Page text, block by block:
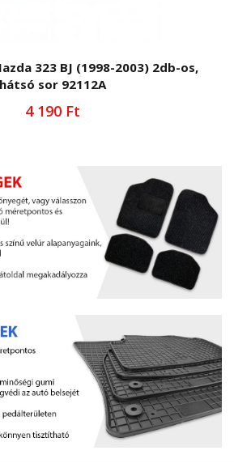
323 BJ (1998-2003) 2db-os,
hátsó sor 92112A
4 190 Ft